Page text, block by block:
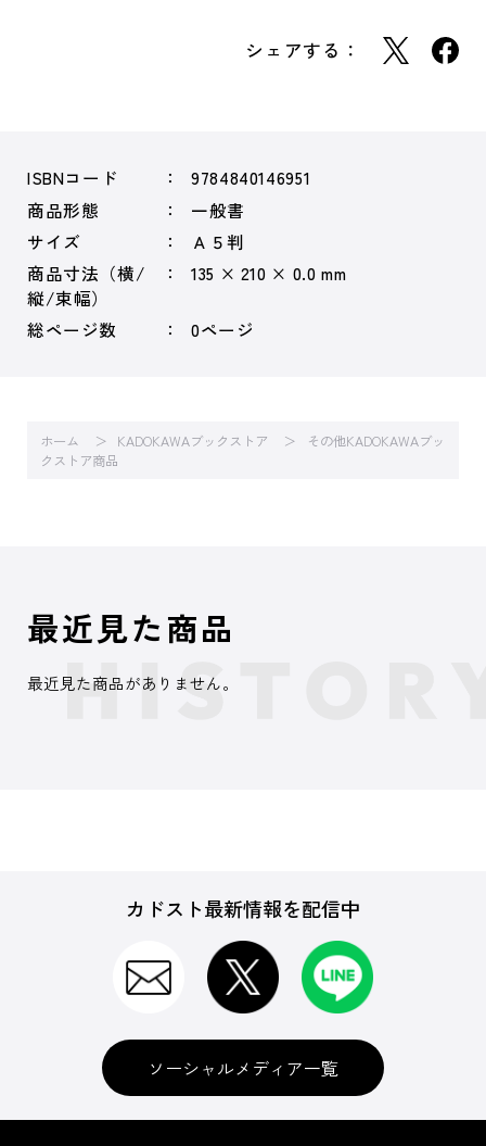
シェアする：
ISBNコード
9784840146951
商品形態
一般書
サイズ
Ａ５判
商品寸法（横/
縦/束幅）
135 × 210 × 0.0 mm
総ページ数 0ページ
ホーム KADOKAWAブックストア
その他KADOKAWAブッ
クストア商品
最近見た商品
最近見た商品がありません。
カドスト最新情報を配信中
ソーシャルメディア一覧